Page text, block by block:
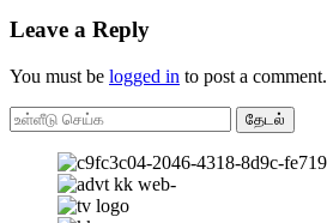
Leave a Reply
You must be logged in to post a comment.
தேடல்